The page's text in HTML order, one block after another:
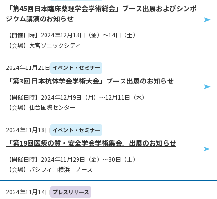
「第45回日本臨床薬理学会学術総会」ブース出展およびシンポ
ジウム講演のお知らせ
【開催日時】2024年12月13日（金）～14日（土）
【会場】大宮ソニックシティ
2024年11月21日 イベント・セミナー
「第3回 日本抗体学会学術大会」ブース出展のお知らせ
【開催日時】2024年12月9日（月）～12月11日（水）
【会場】仙台国際センター
2024年11月18日 イベント・セミナー
「第19回医療の質・安全学会学術集会」出展のお知らせ
【開催日時】2024年11月29日（金）～30日（土）
【会場】パシフィコ横浜 ノース
2024年11月14日 プレスリリース